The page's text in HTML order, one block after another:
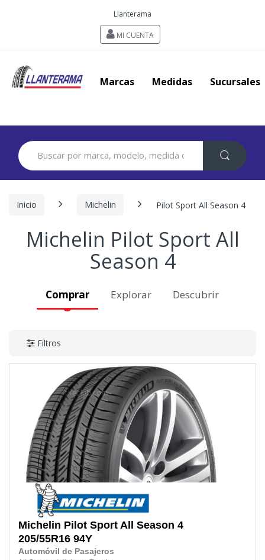
Llanterama
MI CUENTA
Marcas Medidas Sucursales
Search
for:
Inicio Michelin Pilot Sport All Season 4
Michelin Pilot Sport All
Season 4
Comprar Explorar Descubrir
Filtros
Michelin Pilot Sport All Season 4
205/55R16 94Y
Automóvil de Pasajeros